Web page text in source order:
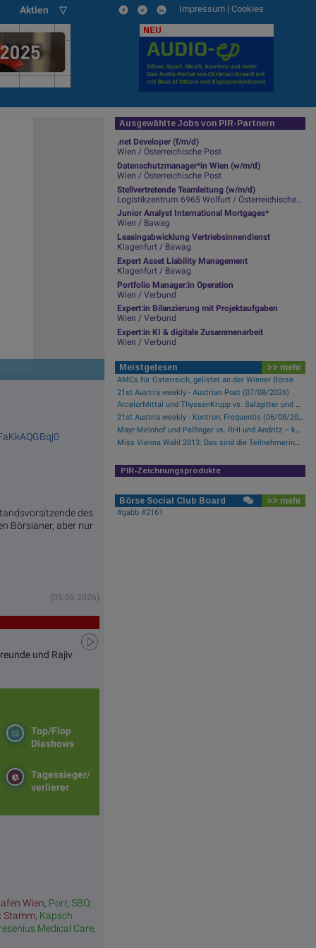
Aktien ▽ Impressum | Cookies
NEU
des
Börsianer, aber nur
(05.06.2026)
und Rajiv
Top/Flop
Diashows
Tagessieger/
verlierer
Wien, Porr,SBO,
Stamm, Kapsch
Medical Care,
Ausgewählte Jobs von PIR-Partnern
.net Developer (f/m/d)
Wien / Österreichische Post
Datenschutzmanager*in Wien (w/m/d)
Wien / Österreichische Post
Stellvertretende Teamleitung (w/m/d)
Logistikzentrum 6965 Wolfurt / Österreichische Post
Junior Analyst International Mortgages*
Wien / Bawag
Leasingabwicklung Vertriebsinnendienst
Klagenfurt / Bawag
Expert Asset Liability Management
Klagenfurt / Bawag
Portfolio Manager:in Operation
Wien / Verbund
Expert:in Bilanzierung mit Projektaufgaben
Wien / Verbund
Expert:in KI & digitale Zusammenarbeit
Wien / Verbund
Meistgelesen >> mehr
AMCs für Österreich, gelistet an der Wiener Börse
21st Austria weekly - Austrian Post (07/08/2026)
ArcelorMittal und ThyssenKrupp vs. Salzgitter und voestalpine – kommentierter KW 32 Peer Group Watch Stahl
21st Austria weekly - Kontron, Frequentis (06/08/2026)
Mayr-Melnhof und Palfinger vs. RHI und Andritz – kommentierter KW 32 Peer Group Watch Zykliker Österreich
Miss Vienna Wahl 2013: Das sind die Teilnehmerinnen
PIR-Zeichnungsprodukte
Börse Social Club Board >> mehr
#gabb #2161